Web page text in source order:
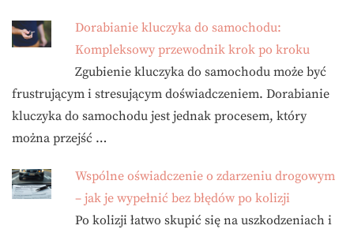
Dorabianie kluczyka do samochodu:
Kompleksowy przewodnik krok po kroku
Zgubienie kluczyka do samochodu może być
frustrującym i stresującym doświadczeniem. Dorabianie
kluczyka do samochodu jest jednak procesem, który
można przejść …
Wspólne oświadczenie o zdarzeniu drogowym
– jak je wypełnić bez błędów po kolizji
Po kolizji łatwo skupić się na uszkodzeniach i